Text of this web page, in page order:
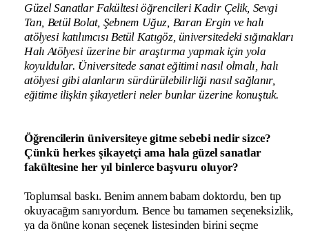
Güzel Sanatlar Fakültesi öğrencileri Kadir Çelik, Sevgi
Tan, Betül Bolat, Şebnem Uğuz, Baran Ergin ve halı
atölyesi katılımcısı Betül Katıgöz, üniversitedeki sığınakları
Halı Atölyesi üzerine bir araştırma yapmak için yola
koyuldular. Üniversitede sanat eğitimi nasıl olmalı, halı
atölyesi gibi alanların sürdürülebilirliği nasıl sağlanır,
eğitime ilişkin şikayetleri neler bunlar üzerine konuştuk.
Öğrencilerin üniversiteye gitme sebebi nedir sizce?
Çünkü herkes şikayetçi ama hala güzel sanatlar
fakültesine her yıl binlerce başvuru oluyor?
Toplumsal baskı. Benim annem babam doktordu, ben tıp
okuyacağım sanıyordum. Bence bu tamamen seçeneksizlik,
ya da önüne konan seçenek listesinden birini seçme